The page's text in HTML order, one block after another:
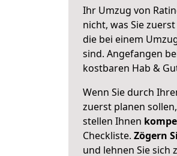
Ihr Umzug von
nicht, was Sie
die bei einem
sind. Angefangen
kostbaren Hab &
Wenn Sie durch
zuerst planen
stellen Ihnen
Checkliste. Zögern
und lehnen Sie sich